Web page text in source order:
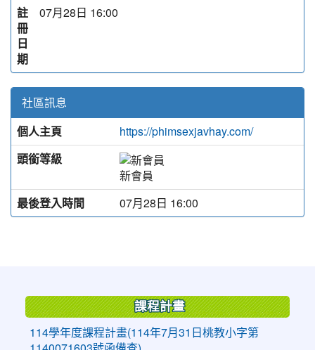
註
冊
日
期
07月28日 16:00
社區訊息
個人主頁
https://phimsexjavhay.com/
頭銜等級
新會員
最後登入時間
07月28日 16:00
課程計畫
114學年度課程計畫(114年7月31日桃教小字第